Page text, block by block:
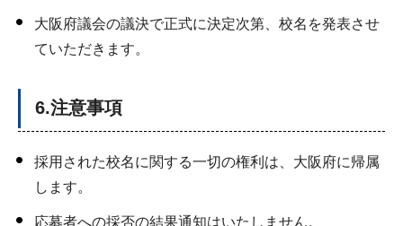
大阪府議会の議決で正式に決定次第、校名を発表させ
ていただきます。
6.注意事項
採用された校名に関する一切の権利は、大阪府に帰属
します。
応募者への採否の結果通知はいたしません。